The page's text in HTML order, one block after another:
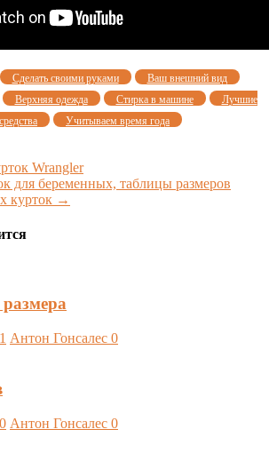
Сделать своими руками
Ваш внешний вид
Верхняя одежда Стирка в машине
Лучшие
Учитываем время года
Wrangler
для беременных, таблицы размеров
курток →
Антон Гонсалес 0
Антон Гонсалес 0